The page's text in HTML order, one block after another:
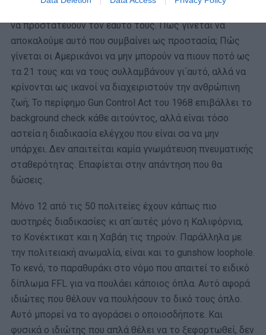
να προστατεύουν τον εαυτό τους. Πώς γίνεται να
αποκαλούμε αυτό που συμβαίνει ως προστασία; Πώς
γίνεται οι Αμερικάνοι να μην μπορούν να πιουν ποτό ως
τα 21 τους και να τους συλλαμβάνουν γι΄αυτό, αλλά να
κρίνονται ως ικανοί να διαχειριστούν την ανθρώπινη
ζωή; Το περίφημο Gun Control Act του 1968 επιβάλλει το
background check κάθε αιτούντος, αλλά είναι τόσο
αστεία η διαδικασία ελέγχου που είναι σα να μην
υπάρχει. Δεν απαιτείται καμία γνωμάτευση πνευματικής
σταθερότητας. Επαφίεται στην απάντηση που θα
δώσεις.
Μόνο 12 από τις 50 πολιτείες έχουν κάπως πιο
αυστηρές διαδικασίες κι απ΄αυτές μόνο η Καλιφόρνια,
το Κονέκτικατ και η Χαβάη τις τηρούν. Παράλληλα με
την πολιτειακή ανωμαλία, είναι και το gunshow loophole.
Το κενό, το παραθυράκι στο νόμο που απαιτεί το ειδικό
δίπλωμα FFL για να πουλάει κάποιος όπλα. Αυτό αφορά
ιδιώτες που θέλουν να πουλήσουν το δικό τους όπλο.
Αυτό μπορεί να το αγοράσει ο οποιοσδήποτε. Και
φυσικά ο ιδιώτης που απλά θέλει να το ξεφορτωθεί, δεν